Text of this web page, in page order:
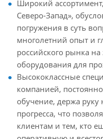
Широкий
Северо-Запад»,
погружения в суть
многолетний опыт и
российского рынка
оборудования для
Высококлассные
компанией,
обучение, держа
прогресса, что
клиентам и тем, кто